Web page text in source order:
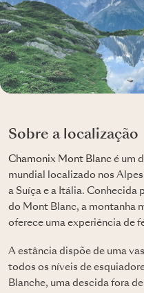
Sobre a localização
Chamonix Mont Blanc é um
mundial localizado nos
a Suíça e a Itália. Conhecida
do Mont Blanc, a montanha
oferece uma experiência de
A estância dispõe de uma
todos os níveis de
Blanche, uma descida fora